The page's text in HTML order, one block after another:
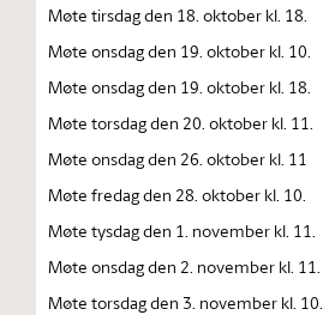
Møte tirsdag den 18. oktober kl. 18.
Møte onsdag den 19. oktober kl. 10.
Møte onsdag den 19. oktober kl. 18.
Møte torsdag den 20. oktober kl. 11.
Møte onsdag den 26. oktober kl. 11
Møte fredag den 28. oktober kl. 10.
Møte tysdag den 1. november kl. 11.
Møte onsdag den 2. november kl. 11.
Møte torsdag den 3. november kl. 10.